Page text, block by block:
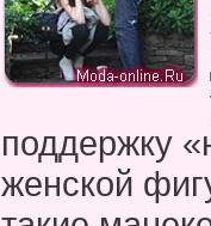
поддержку
женской